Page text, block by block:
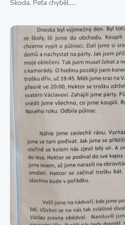
Škoda, Peťa chyběl.....